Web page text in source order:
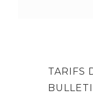
POST
TARIFS